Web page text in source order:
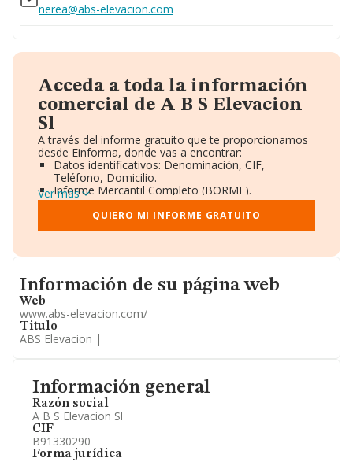
Información general
Razón social
A B S Elevacion Sl
CIF
B91330290
Forma jurídica
nerea@abs-elevacion.com
Acceda a toda la información
comercial de A B S Elevacion
Sl
A través del informe gratuito que te proporcionamos
desde Einforma, donde vas a encontrar:
Datos identificativos: Denominación, CIF,
Teléfono, Domicilio.
Informe Mercantil Completo (BORME).
Gráficos de Evolución Ventas y Empleados.
Consejo de Administración y Administradores.
Directivos y Ejecutivos.
Información oficial y registral complementaria.
Ver más
QUIERO MI INFORME GRATUITO
Informacion de su página web
Información de su página web
Web
www.abs-elevacion.com/
Titulo
ABS Elevacion |